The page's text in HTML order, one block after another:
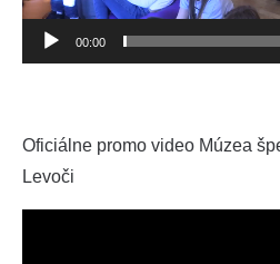
00:00
Oficiálne promo video Múzea
Levoči